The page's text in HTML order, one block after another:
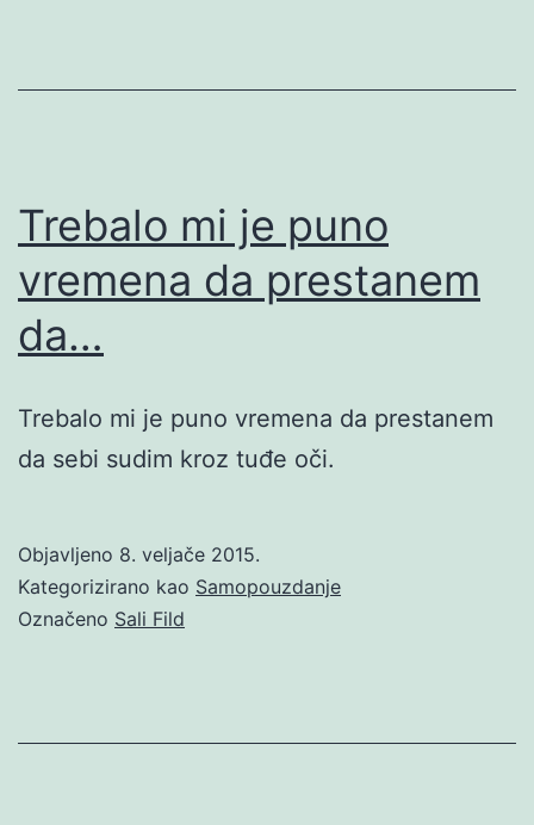
Trebalo mi je puno
vremena da prestanem
da…
Trebalo mi je puno vremena da prestanem
da sebi sudim kroz tuđe oči.
Objavljeno 8. veljače 2015.
Kategorizirano kao Samopouzdanje
Označeno Sali Fild